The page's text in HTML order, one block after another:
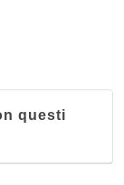
questi